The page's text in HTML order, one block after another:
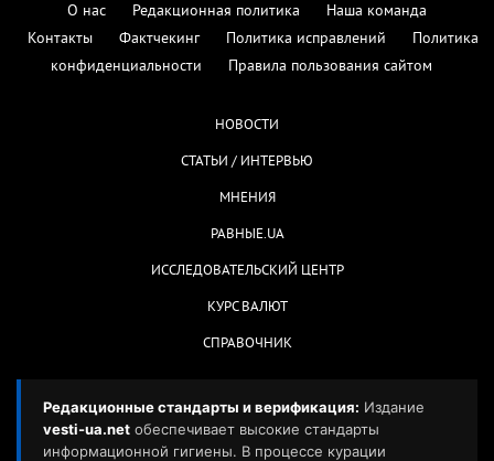
О нас Редакционная политика
Наша команда
Контакты
Фактчекинг Политика исправлений
Политика
конфиденциальности
Правила пользования сайтом
НОВОСТИ
СТАТЬИ / ИНТЕРВЬЮ
МНЕНИЯ
РАВНЫЕ.UA
ИССЛЕДОВАТЕЛЬСКИЙ ЦЕНТР
КУРС ВАЛЮТ
СПРАВОЧНИК
Редакционные стандарты и верификация: Издание
vesti-ua.net обеспечивает высокие стандарты
информационной гигиены. В процессе курации